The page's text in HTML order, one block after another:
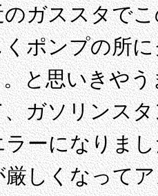
ガススタで
ポンプの所
と思いきや
ガソリンス
ーになりま
しくなって